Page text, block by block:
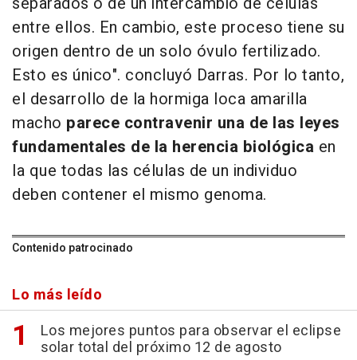
entre ellos. En cambio, este proceso tiene su
origen dentro de un solo óvulo fertilizado.
Esto es único". concluyó Darras. Por lo tanto,
el desarrollo de la hormiga loca amarilla
macho parece contravenir una de las leyes
fundamentales de la herencia biológica en
la que todas las células de un individuo
deben contener el mismo genoma.
Contenido patrocinado
Lo más leído
Los mejores puntos para observar el eclipse
solar total del próximo 12 de agosto